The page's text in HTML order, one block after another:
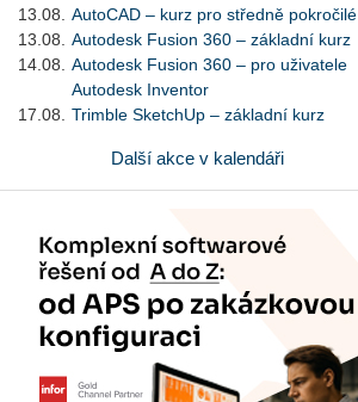
13.08.
AutoCAD – kurz pro středně pokročilé
13.08.
Autodesk Fusion 360 – základní kurz
14.08.
Autodesk Fusion 360 – pro uživatele
Autodesk Inventor
17.08.
Trimble SketchUp – základní kurz
Další akce v kalendáři